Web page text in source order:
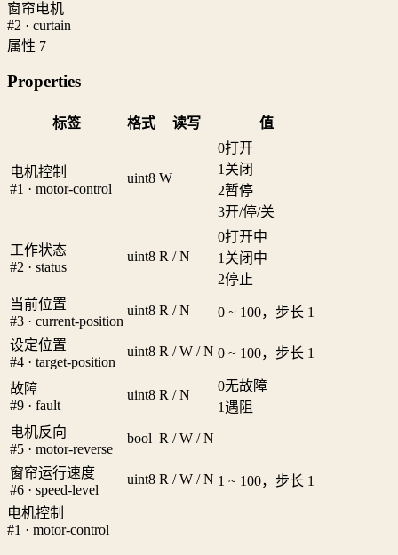
窗帘电机
#2 · curtain
属性 7
Properties
标签 格式 读写 值
电机控制
#1 · motor-control
uint8 W
0打开
1 关闭
2暂停
3开/停/关
工作状态
#2 · status
uint8 R / N
0打开中
1 关闭中
2停止
当前位置
#3 · current-position
uint8 R / N 0 ~ 100，步长 1
设定位置
#4 · target-position
uint8 R / W / N 0 ~ 100，步长 1
故障
#9 · fault
uint8 R / N
0无故障
1遇阻
电机反向
#5 · motor-reverse
bool R / W / N —
窗帘运行速度
#6 · speed-level
uint8 R / W / N 1 ~ 100，步长 1
电机控制
#1 · motor-control